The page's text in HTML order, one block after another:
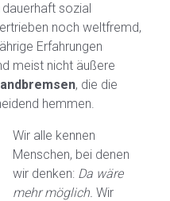
sozial
noch weltfremd,
Erfahrungen
meist nicht äußere
, die die
hemmen.
Wir alle kennen
Menschen, bei denen
wir denken: Da wäre
mehr möglich. Wir